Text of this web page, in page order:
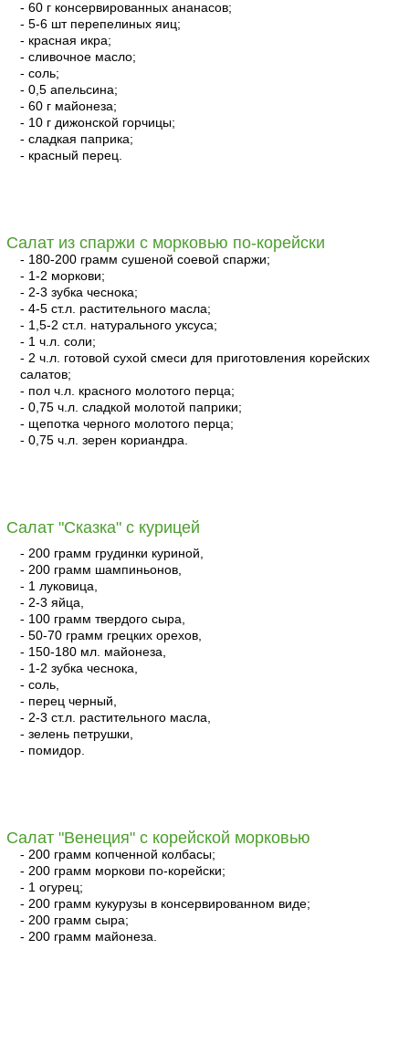
- 60 г консервированных ананасов;
- 5-6 шт перепелиных яиц;
- красная икра;
- сливочное масло;
- соль;
- 0,5 апельсина;
- 60 г майонеза;
- 10 г дижонской горчицы;
- сладкая паприка;
- красный перец.
Салат из спаржи с морковью по-корейски
- 180-200 грамм сушеной соевой спаржи;
- 1-2 моркови;
- 2-3 зубка чеснока;
- 4-5 ст.л. растительного масла;
- 1,5-2 ст.л. натурального уксуса;
- 1 ч.л. соли;
- 2 ч.л. готовой сухой смеси для приготовления корейских
салатов;
- пол ч.л. красного молотого перца;
- 0,75 ч.л. сладкой молотой паприки;
- щепотка черного молотого перца;
- 0,75 ч.л. зерен кориандра.
Салат "Сказка" с курицей
- 200 грамм грудинки куриной,
- 200 грамм шампиньонов,
- 1 луковица,
- 2-3 яйца,
- 100 грамм твердого сыра,
- 50-70 грамм грецких орехов,
- 150-180 мл. майонеза,
- 1-2 зубка чеснока,
- соль,
- перец черный,
- 2-3 ст.л. растительного масла,
- зелень петрушки,
- помидор.
Салат "Венеция" с корейской морковью
- 200 грамм копченной колбасы;
- 200 грамм моркови по-корейски;
- 1 огурец;
- 200 грамм кукурузы в консервированном виде;
- 200 грамм сыра;
- 200 грамм майонеза.